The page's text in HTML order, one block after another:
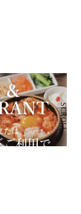
SCROLL